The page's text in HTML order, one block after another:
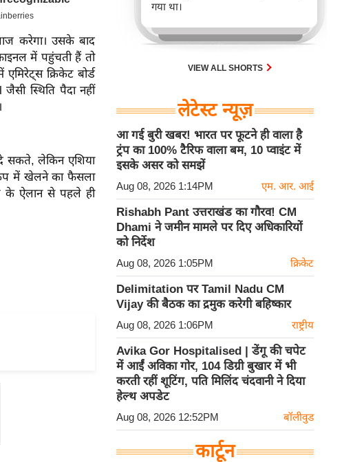
करेगा। उसके बाद
में पहुंचती हैं तो
मेंएमिरेट्सक्रिकेट बोर्ड
जैसी स्थिति पैदा नहीं
सकते, लेकिन एशिया
में खेलने का फैसला
के ऐलान से पहले ही
गया था।
VIEW ALL SHORTS
लेटेस्ट न्यूज़
आ गई बुरी खबर! भारत पर फूटने ही वाला है
ट्रंप का 100% टैरिफ वाला बम, 10 प्वाइंट में
इसके असर को समझें
Aug 08, 2026 1:14PM एम. आर. आई
Rishabh Pant उत्तराखंड का गौरव! CM
Dhami ने जमीन मामले पर दिए अधिकारियों
को निर्देश
Aug 08, 2026 1:05PM क्रिकेट
Delimitation पर Tamil Nadu CM
Vijay की बैठक का द्रमुक करेगी बहिष्कार
Aug 08, 2026 1:06PM राष्ट्रीय
Avika Gor Hospitalised | डेंगू की चपेट
में आईं अविका गोर, 104 डिग्री बुखार में भी
करती रहीं शूटिंग, पति मिलिंद चंदवानी ने दिया
हेल्थ अपडेट
Aug 08, 2026 12:52PM बॉलीवुड
कार्टून